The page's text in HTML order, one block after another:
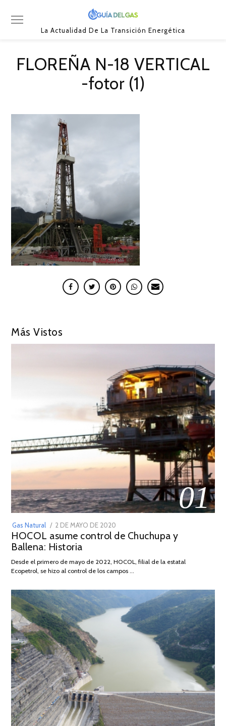
La Actualidad De La Transición Energética
FLOREÑA N-18 VERTICAL
-fotor (1)
Más Vistos
01
Gas Natural
POSTED
ON
2 DE MAYO DE 2020
DE
2026
HOCOL asume control de Chuchupa y
Ballena: Historia
Desde el primero de mayo de 2022, HOCOL, filial de la estatal
Ecopetrol, se hizo al control de los campos …